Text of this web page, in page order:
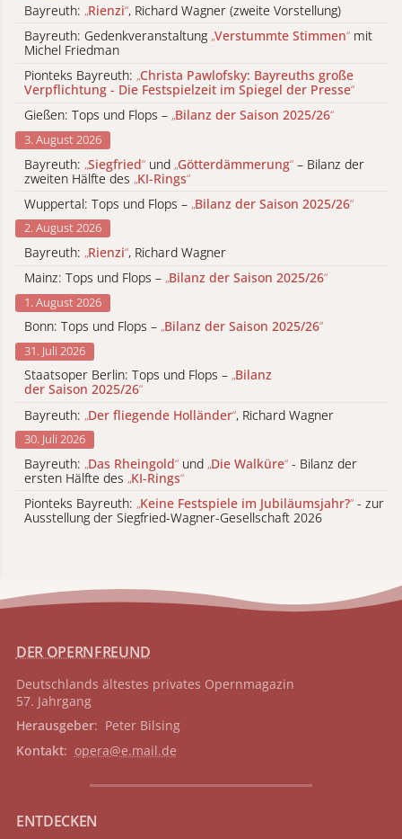
Bayreuth: „Rienzi“, Richard Wagner (zweite Vorstellung)
Bayreuth: Gedenkveranstaltung „Verstummte Stimmen“ mit
Michel Friedman
Pionteks Bayreuth: „Christa Pawlofsky: Bayreuths große
Verpflichtung - Die Festspielzeit im Spiegel der Presse“
Gießen: Tops und Flops – „Bilanz der Saison 2025/26“
3. August 2026
Bayreuth: „Siegfried“ und „Götterdämmerung“ – Bilanz der
zweiten Hälfte des „KI-Rings“
Wuppertal: Tops und Flops – „Bilanz der Saison 2025/26“
2. August 2026
Bayreuth: „Rienzi“, Richard Wagner
Mainz: Tops und Flops – „Bilanz der Saison 2025/26“
1. August 2026
Bonn: Tops und Flops – „Bilanz der Saison 2025/26“
31. Juli 2026
Staatsoper Berlin: Tops und Flops – „Bilanz
der Saison 2025/26“
Bayreuth: „Der fliegende Holländer“, Richard Wagner
30. Juli 2026
Bayreuth: „Das Rheingold“ und „Die Walküre“ - Bilanz der
ersten Hälfte des „KI-Rings“
Pionteks Bayreuth: „Keine Festspiele im Jubiläumsjahr?“ - zur
Ausstellung der Siegfried-Wagner-Gesellschaft 2026
DER OPERNFREUND
Deutschlands ältestes privates Opernmagazin
57. Jahrgang
Herausgeber: Peter Bilsing
Kontakt: opera@e.mail.de
ENTDECKEN